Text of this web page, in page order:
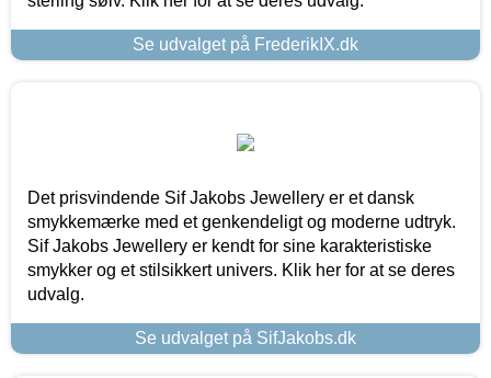
Se udvalget på FrederikIX.dk
Det prisvindende Sif Jakobs Jewellery er et dansk
smykkemærke med et genkendeligt og moderne udtryk.
Sif Jakobs Jewellery er kendt for sine karakteristiske
smykker og et stilsikkert univers. Klik her for at se deres
udvalg.
Se udvalget på SifJakobs.dk